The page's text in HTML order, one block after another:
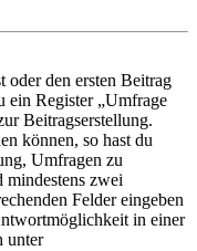
oder den ersten Beitrag
ein Register „Umfrage
Beitragserstellung.
können, so hast du
Umfragen zu
mindestens zwei
Felder eingeben
in einer
unter